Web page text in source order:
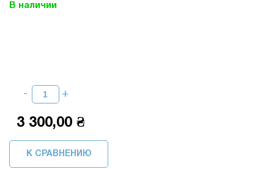
3 300,00 ₴
К СРАВНЕНИЮ
В наличии